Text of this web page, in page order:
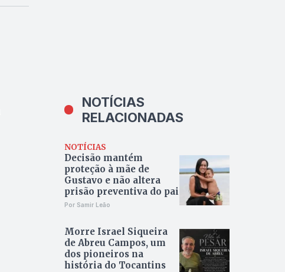
NOTÍCIAS
RELACIONADAS
NOTÍCIAS
Decisão mantém
proteção à mãe de
Gustavo e não altera
prisão preventiva do pai
Por Samir Leão
Morre Israel Siqueira
de Abreu Campos, um
dos pioneiros na
história do Tocantins